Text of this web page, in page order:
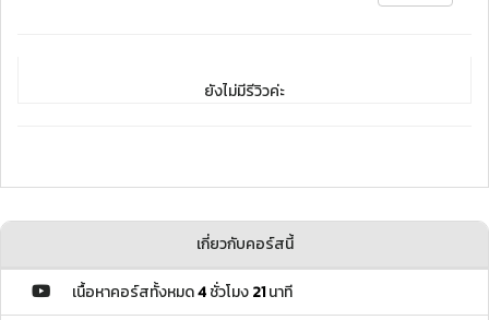
ยังไม่มีรีวิวค่ะ
เกี่ยวกับคอร์สนี้
เนื้อหาคอร์สทั้งหมด4ชั่วโมง21นาที